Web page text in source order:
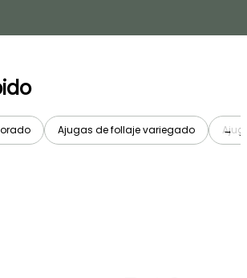
Ajugas de follaje variegado →